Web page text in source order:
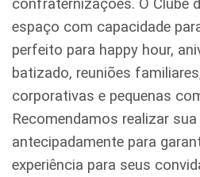
confraternizações. O Clube
espaço com capacidade
perfeito para happy hour,
batizado, reuniões
corporativas e pequenas
Recomendamos realizar sua
antecipadamente para
experiência para seus